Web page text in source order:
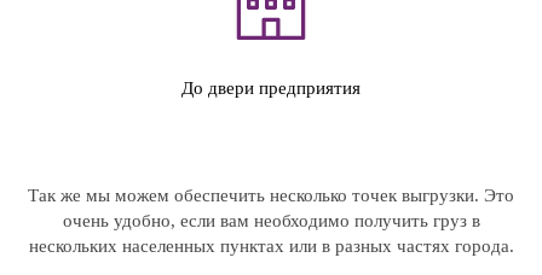
До двери предприятия
Так же мы можем обеспечить несколько точек выгрузки. Это
очень удобно, если вам необходимо получить груз в
нескольких населенных пунктах или в разных частях города.